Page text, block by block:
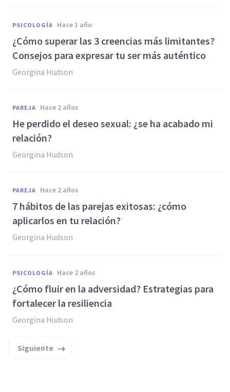
PSICOLOGÍA hace 1 año
¿Cómo superar las 3 creencias más limitantes?
Consejos para expresar tu ser más auténtico
Georgina Hudson
PAREJA hace 2 años
He perdido el deseo sexual: ¿se ha acabado mi
relación?
Georgina Hudson
PAREJA hace 2 años
7 hábitos de las parejas exitosas: ¿cómo
aplicarlos en tu relación?
Georgina Hudson
PSICOLOGÍA hace 2 años
¿Cómo fluir en la adversidad? Estrategias para
fortalecer la resiliencia
Georgina Hudson
Siguiente